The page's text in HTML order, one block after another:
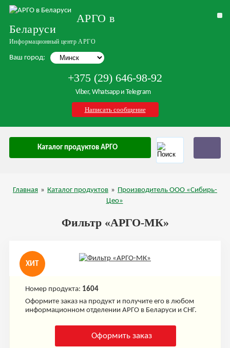
АРГО в
Беларуси
Информационный центр АРГО
Ваш город:
+375 (29) 646-98-92
Viber, Whatsapp и Telegram
Написать сообщение
Каталог продуктов АРГО
Главная » Каталог продуктов » Производитель ООО «Сибирь-
Цео»
Фильтр «АРГО-МК»
ХИТ
Номер продукта: 1604
Оформите заказ на продукт и получите его в любом
информационном отделении АРГО в Беларуси и СНГ.
Оформить заказ